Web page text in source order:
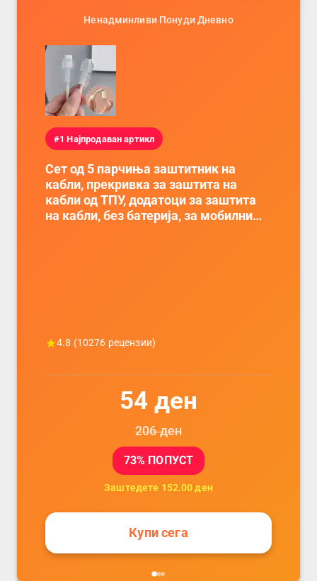
Ненадминливи Понуди Дневно
#1 Најпродаван артикл
Сет од 5 парчиња заштитник на
кабли, прекривка за заштита на
кабли од ТПУ, додатоци за заштита
на кабли, без батерија, за мобилни
4.8 (10276 рецензии)
54 ден
206ден
73% ПОПУСТ
Заштедете 152.00 ден
Купи сега